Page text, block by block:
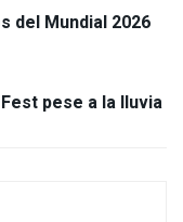
del Mundial 2026
pese a la lluvia